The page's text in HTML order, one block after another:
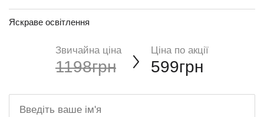
Яскраве освітлення
Звичайна ціна
1198грн
Ціна по акції
599грн